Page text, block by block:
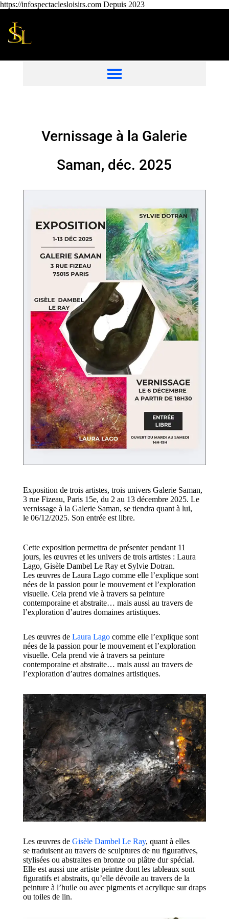
https://infospectaclesloisirs.com Depuis 2023
Vernissage à la Galerie
Saman, déc. 2025
Exposition de trois artistes, trois univers Galerie Saman,
3 rue Fizeau, Paris 15e, du 2 au 13 décembre 2025. Le
vernissageà la Galerie Saman, se tiendra quantà lui,
le 06/12/2025. Son entrée est libre.
Cette exposition permettra de présenterpendant 11
jours, les œuvreset les universde trois artistes : Laura
Lago, Gisèle Dambel Le Rayet Sylvie Dotran.
Les œuvres de Laura Lago comme elle l’explique sont
nées dela passion pour le mouvement et l’exploration
visuelle. Cela prend vie à travers sa peinture
contemporaine et abstraite… mais aussi au travers de
l’exploration d’autres domaines artistiques.
Les œuvres de Laura Lagocomme elle l’explique sont
nées dela passion pour le mouvement et l’exploration
visuelle. Cela prend vie à travers sa peinture
contemporaine et abstraite… mais aussi au travers de
l’exploration d’autres domaines artistiques.
Les œuvres de Gisèle Dambel Le Ray, quant à elles
se traduisent au travers de sculptures de nu figuratives,
stylisées ou abstraites en bronze ou plâtre dur spécial.
Elle est aussi une artiste peintre dontles tableaux sont
figuratifs et abstraits, qu’elle dévoile au travers de la
peinture à l’huile ou avec pigments et acrylique sur draps
ou toiles de lin.